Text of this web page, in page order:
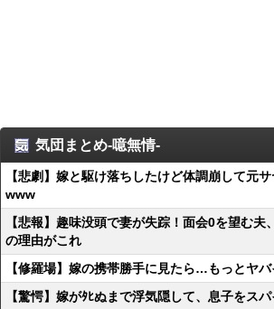
気団まとめ-噫無情-
【悲劇】嫁と駆け落ちしたけど体調崩して元
www
【悲報】趣味没頭で妻が失踪！面会0を望む
の理由がこれ
【修羅場】嫁の携帯勝手に見たら…もっとヤ
【驚愕】嫁がﾀﾋぬまで浮気隠して、息子をス